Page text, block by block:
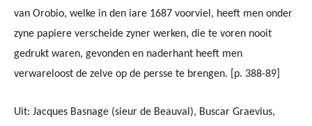
van Orobio, welke in den iare 1687 voorviel, heeft men onder
zyne papiere verscheide zyner werken, die te voren nooit
gedrukt waren, gevonden en naderhant heeft men
verwareloost de zelve op de persse te brengen. [p. 388-89]
Uit: Jacques Basnage (sieur de Beauval), Buscar Graevius,